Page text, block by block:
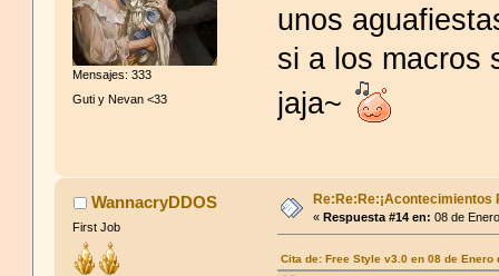
Mensajes: 333
Guti y Nevan <33
unos
si a los macros
jaja~
WannacryDDOS
First Job
Re:Re:Re:¡Acontecimientos
«Respuesta #14 en: 08 de
Cita de: Free Style v3.0 en 08 de Enero